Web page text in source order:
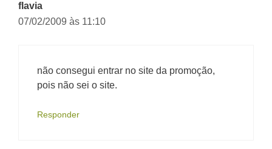
flavia
07/02/2009 às 11:10
não consegui entrar no site da promoção,
pois não sei o site.
Responder